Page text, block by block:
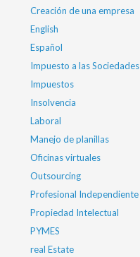
Creación de una empresa
English
Español
Impuesto a las Sociedades
Impuestos
Insolvencia
Laboral
Manejo de planillas
Oficinas virtuales
Outsourcing
Profesional Independiente
Propiedad Intelectual
PYMES
real Estate